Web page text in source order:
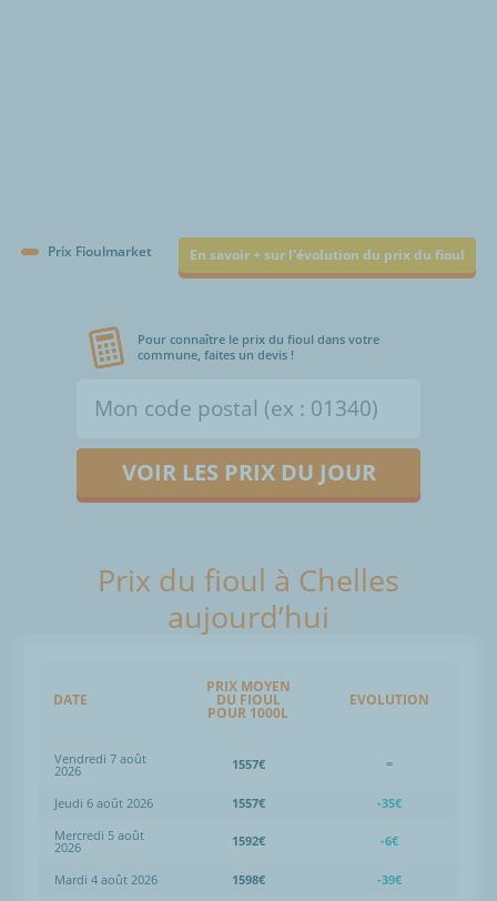
Prix Fioulmarket En savoir + sur l'évolution du prix du fioul
Pour connaître le prix du fioul dans votre
commune, faites un devis !
VOIR LES PRIX DU JOUR
Prix du fioul à Chelles
aujourd’hui
DATE
PRIX MOYEN
DU FIOUL
POUR 1000L
EVOLUTION
Vendredi 7 août
2026 1557€ =
Jeudi 6 août 2026 1557€
-35€
Mercredi 5 août
2026 1592€ -6€
Mardi 4 août 2026 1598€
-39€